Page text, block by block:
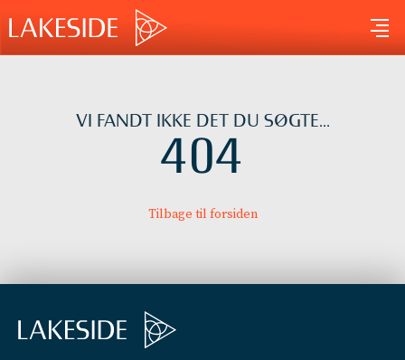
indholdet
VI FANDT IKKE DET DU SØGTE...
404
Tilbage til forsiden